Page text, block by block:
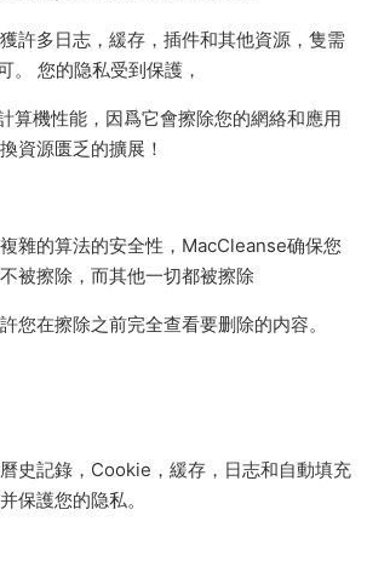
許多日志，緩存，插件和其他資源，隻需
。 您的隐私受到保護，
算機性能，因爲它會擦除您的網絡和應用
資源匮乏的擴展！
雜的算法的安全性，MacCleanse确保您
被擦除，而其他一切都被擦除
您在擦除之前完全查看要删除的内容。
史記錄，Cookie，緩存，日志和自動填充
保護您的隐私。